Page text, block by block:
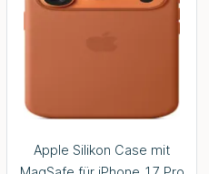
Apple Silikon Case mit